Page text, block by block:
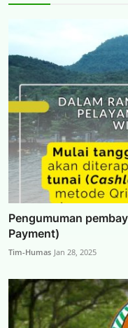
Pengumuman
Payment)
Tim-Humas Jan 28, 2025